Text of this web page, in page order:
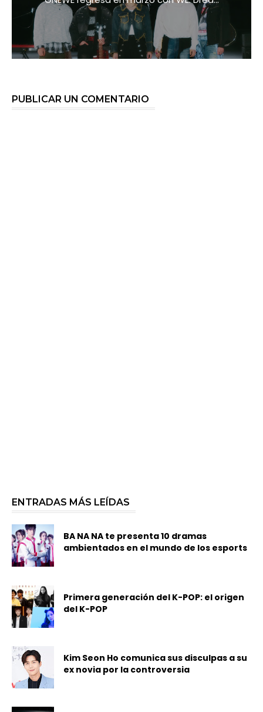
PUBLICAR UN COMENTARIO
ENTRADAS MÁS LEÍDAS
BA NA NA te presenta 10 dramas
ambientados en el mundo de los esports
Primera generación del K-POP: el origen
del K-POP
Kim Seon Ho comunica sus disculpas a su
ex novia por la controversia